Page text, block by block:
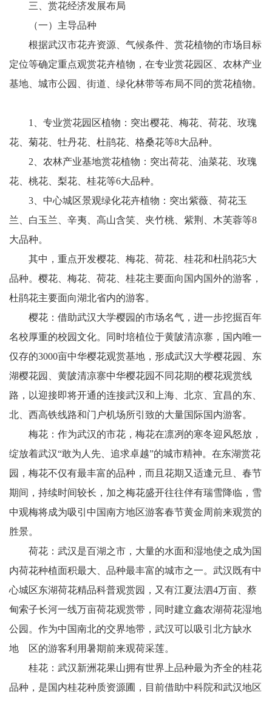
三、赏花经济发展布局
（一）主导品种
根据武汉市花卉资源、气候条件、赏花植物的市场目标
定位等确定重点观赏花卉植物，在专业赏花园区、农林产业
基地、城市公园、街道、绿化林带等布局不同的赏花植物。
1、专业赏花园区植物：突出樱花、梅花、荷花、玫瑰
花、菊花、牡丹花、杜鹃花、格桑花等8大品种。
2、农林产业基地赏花植物：突出荷花、油菜花、玫瑰
花、桃花、梨花、桂花等6大品种。
3、中心城区景观绿化花卉植物：突出紫薇、荷花玉
兰、白玉兰、辛夷、高山含笑、夹竹桃、紫荆、木芙蓉等8
大品种。
其中，重点开发樱花、梅花、荷花、桂花和杜鹃花5大
品种。樱花、梅花、荷花、桂花主要面向国内国外的游客，
杜鹃花主要面向湖北省内的游客。
樱花：借助武汉大学樱园的市场名气，进一步挖掘百年
名校厚重的校园文化。同时培植位于黄陂清凉寨，国内唯一
仅存的3000亩中华樱花观赏基地，形成武汉大学樱花园、东
湖樱花园、黄陂清凉寨中华樱花园不同花期的樱花观赏线
路，以迎接即将开通的连接武汉和上海、北京、宜昌的东、
北、西高铁线路和门户机场所引致的大量国际国内游客。
梅花：作为武汉的市花，梅花在凛冽的寒冬迎风怒放，
绽放着武汉“敢为人先、追求卓越”的城市精神。在东湖赏花
园，梅花不仅有最丰富的品种，而且花期又适逢元旦、春节
期间，持续时间较长，加之梅花盛开往往伴有瑞雪降临，雪
中观梅将成为吸引中国南方地区游客春节黄金周前来观赏的
胜景。
荷花：武汉是百湖之市，大量的水面和湿地使之成为国
内荷花种植面积最大、品种最丰富的城市之一。武汉既有中
心城区东湖荷花精品科普观赏园，又有江夏法泗4万亩、蔡
甸索子长河一线万亩荷花观赏带，同时建立鑫农湖荷花湿地
公园。作为中国南北的交界地带，武汉可以吸引北方缺水
地 区的游客利用暑期前来观荷采莲。
桂花：武汉新洲花果山拥有世界上品种最为齐全的桂花
品种，是国内桂花种质资源圃，目前借助中科院和武汉地区